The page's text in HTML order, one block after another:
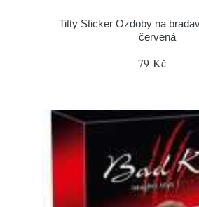
Titty Sticker Ozdoby na
červená
79 Kč